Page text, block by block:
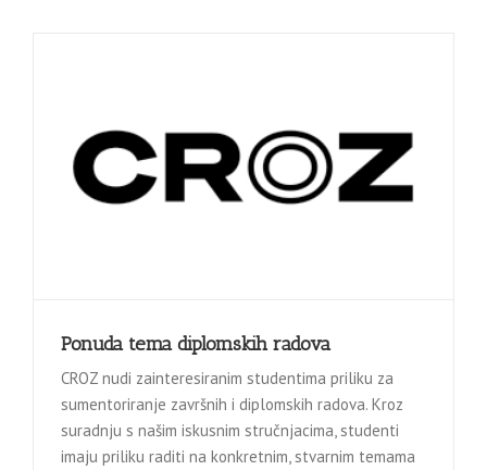
Ponuda tema diplomskih radova
CROZ nudi zainteresiranim studentima priliku za
sumentoriranje završnih i diplomskih radova. Kroz
suradnju s našim iskusnim stručnjacima, studenti
imaju priliku raditi na konkretnim, stvarnim temama